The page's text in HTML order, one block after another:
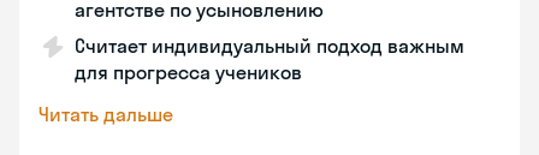
агентстве по усыновлению
Считает индивидуальный подход важным
для прогресса учеников
Читать дальше